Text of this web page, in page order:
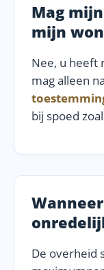
Mag
mijn
Nee, u heeft
mag alleen
bij spoed
De overheid